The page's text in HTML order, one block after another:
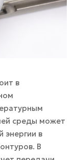
в
среды может
энергии в
В